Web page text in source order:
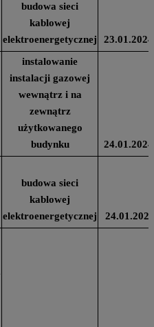
budowa sieci
kablowej
elektroenergetycznej
23.01.2024
instalowanie
instalacji gazowej
wewnątrz i na
zewnątrz
użytkowanego
budynku
24.01.2024
budowa sieci
kablowej
elektroenergetycznej
24.01.2024